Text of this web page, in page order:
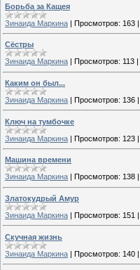
Борьба за Кащея
Зинаида Маркина | Просмотров: 163 |
Сёстры
Зинаида Маркина
Просмотров: 113
Каким он был...
Зинаида Маркина | Просмотров: 136 |
Ключ на тумбочке
Зинаида Маркина | Просмотров: 123 |
Машина времени
Зинаида Маркина
Просмотров: 138
Златокудрый Амур
Зинаида Маркина | Просмотров: 151 |
Скучная жизнь
Зинаида Маркина | Просмотров: 140 |